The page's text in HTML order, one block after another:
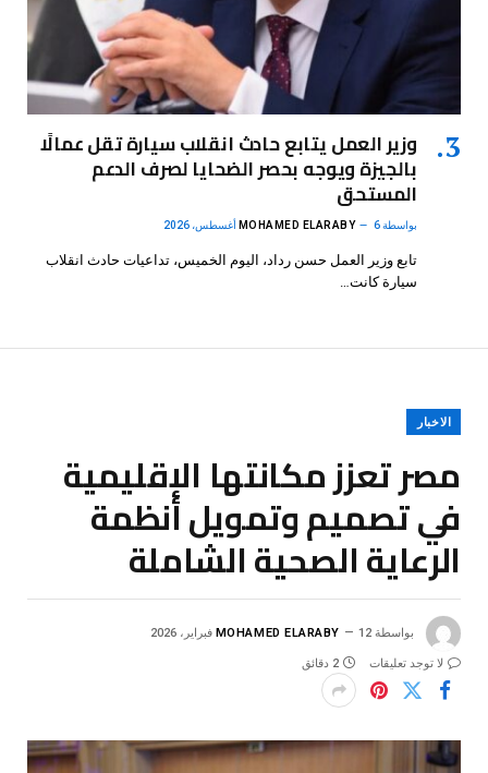
وزير العمل يتابع حادث انقلاب سيارة تقل عمالًا
بالجيزة ويوجه بحصر الضحايا لصرف الدعم
المستحق
بواسطة MOHAMED ELARABY 6 أغسطس، 2026
تابع وزير العمل حسن رداد، اليوم الخميس، تداعيات حادث انقلاب
سيارة كانت…
الاخبار
مصر تعزز مكانتها الإقليمية
في تصميم وتمويل أنظمة
الرعاية الصحية الشاملة
بواسطة MOHAMED ELARABY 12 فبراير، 2026
لا توجد تعليقات 2 دقائق